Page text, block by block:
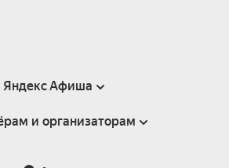
Яндекс Афиша
Справка
и организаторам